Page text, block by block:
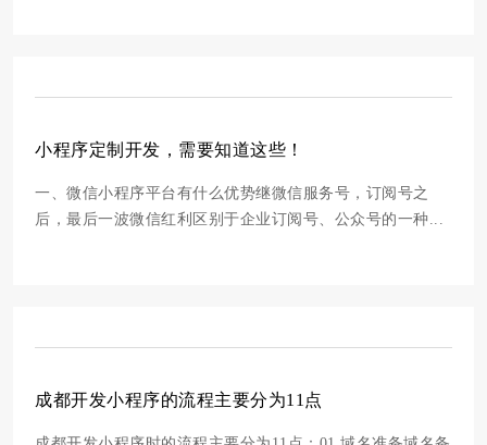
小程序定制开发，需要知道这些！
一、微信小程序平台有什么优势继微信服务号，订阅号之
后，最后一波微信红利区别于企业订阅号、公众号的一种...
成都开发小程序的流程主要分为11点